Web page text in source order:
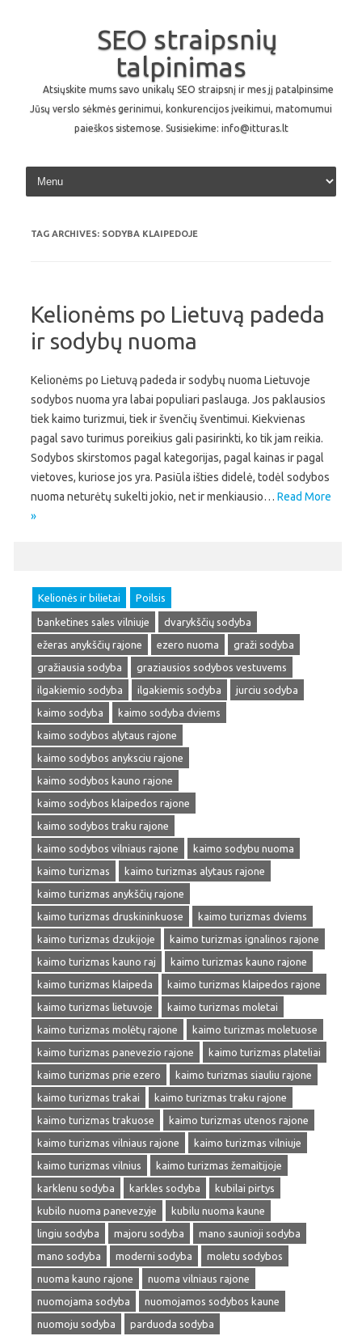
SEO straipsnių
talpinimas
Atsiųskite mums savo unikalų SEO straipsnį ir mes jį patalpinsime
Jūsų verslo sėkmės gerinimui, konkurencijos įveikimui, matomumui
paieškos sistemose. Susisiekime: info@itturas.lt
Skip to content
TAG ARCHIVES: SODYBA KLAIPEDOJE
Kelionėms po Lietuvą padeda
ir sodybų nuoma
Kelionėms po Lietuvą padeda ir sodybų nuoma Lietuvoje
sodybos nuoma yra labai populiari paslauga. Jos paklausios
tiek kaimo turizmui, tiek ir švenčių šventimui. Kiekvienas
pagal savo turimus poreikius gali pasirinkti, ko tik jam reikia.
Sodybos skirstomos pagal kategorijas, pagal kainas ir pagal
vietoves, kuriose jos yra. Pasiūla išties didelė, todėl sodybos
nuoma neturėtų sukelti jokio, net ir menkiausio… Read More
»
Kelionės ir bilietai Poilsis
banketines sales vilniuje
dvarykščių sodyba
ežeras anykščių rajone
ezero nuoma
graži sodyba
gražiausia sodyba
graziausios sodybos vestuvems
ilgakiemio sodyba
ilgakiemis sodyba
jurciu sodyba
kaimo sodyba
kaimo sodyba dviems
kaimo sodybos alytaus rajone
kaimo sodybos anyksciu rajone
kaimo sodybos kauno rajone
kaimo sodybos klaipedos rajone
kaimo sodybos traku rajone
kaimo sodybos vilniaus rajone
kaimo sodybu nuoma
kaimo turizmas
kaimo turizmas alytaus rajone
kaimo turizmas anykščių rajone
kaimo turizmas druskininkuose
kaimo turizmas dviems
kaimo turizmas dzukijoje
kaimo turizmas ignalinos rajone
kaimo turizmas kauno raj
kaimo turizmas kauno rajone
kaimo turizmas klaipeda
kaimo turizmas klaipedos rajone
kaimo turizmas lietuvoje
kaimo turizmas moletai
kaimo turizmas molėtų rajone
kaimo turizmas moletuose
kaimo turizmas panevezio rajone
kaimo turizmas plateliai
kaimo turizmas prie ezero
kaimo turizmas siauliu rajone
kaimo turizmas trakai
kaimo turizmas traku rajone
kaimo turizmas trakuose
kaimo turizmas utenos rajone
kaimo turizmas vilniaus rajone
kaimo turizmas vilniuje
kaimo turizmas vilnius
kaimo turizmas žemaitijoje
karklenu sodyba
karkles sodyba
kubilai pirtys
kubilo nuoma panevezyje
kubilu nuoma kaune
lingiu sodyba
majoru sodyba
mano saunioji sodyba
mano sodyba
moderni sodyba
moletu sodybos
nuoma kauno rajone
nuoma vilniaus rajone
nuomojama sodyba
nuomojamos sodybos kaune
nuomoju sodyba
parduoda sodyba